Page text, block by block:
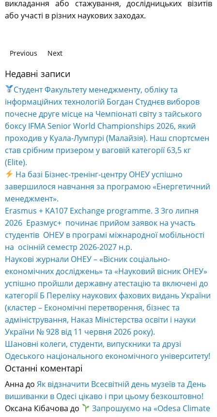
викладання або стажування, дослідницьких візитів
або участі в різних наукових заходах.
Previous Next
Недавні записи
Студент Факультету менеджменту, обліку та
інформаційних технологій Богдан Студнєв виборов
почесне друге місце на Чемпіонаті світу з тайського
боксу IFMA Senior World Championships 2026, який
проходив у Куала-Лумпурі (Малайзія). Наш спортсмен
став срібним призером у ваговій категорії 63,5 кг
(Elite).
На базі Бізнес-тренінг-центру ОНЕУ успішно
завершилося навчання за програмою «Енергетичний
менеджмент».
Erasmus + KA107 Exchange programme. З 3го липня
2026 Еразмус+ починає прийом заявок на участь
студентів ОНЕУ в програмі міжнародної мобільності
на осінній семестр 2026-2027 н.р.
Наукові журнали ОНЕУ – «Вісник соціально-
економічних досліджень» та «Науковий вісник ОНЕУ»
успішно пройшли державну атестацію та включені до
категорії Б Переліку наукових фахових видань України
(кластер – Економічні перетворення, бізнес та
адміністрування, Наказ Міністерства освіти і науки
України № 928 від 11 червня 2026 року).
Шановні колеги, студенти, випускники та друзі
Одеського національного економічного університету!
Останні коментарі
Анна до Як відзначити Всесвітній день музеїв та День
вишиванки в Одесі цікаво і при цьому безкоштовно!
Оксана Кібачова до
Запрошуємо на «Odesa Climate